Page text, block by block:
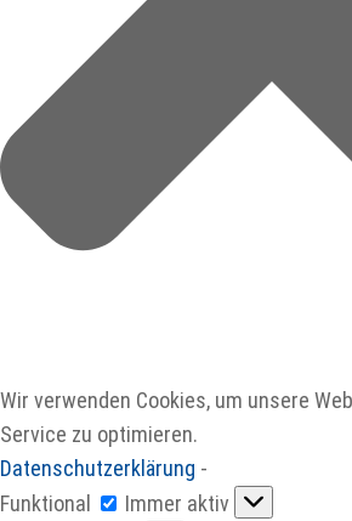
Wir verwenden Cookies, um unsere
Service zu optimieren.
Datenschutzerklärung -
Funktional
Funktional
Immer aktiv